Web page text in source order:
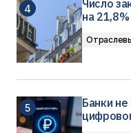
Число
на 21,8%
Банки